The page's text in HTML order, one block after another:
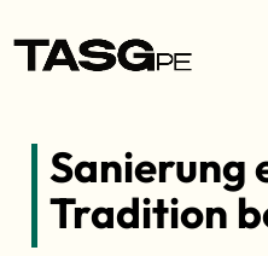
Sanierung
Tradition